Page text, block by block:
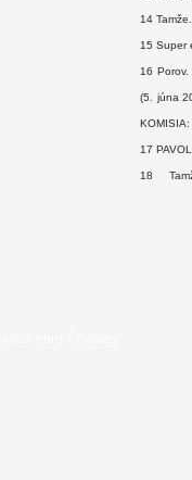
14 Tamže.
15 Super
16
(5. júna
17
18